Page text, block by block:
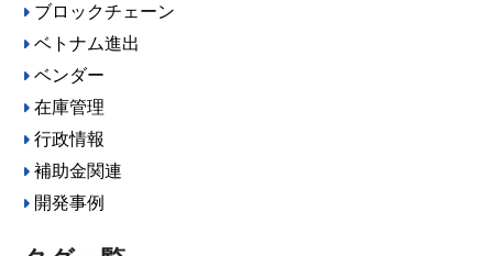
ブロックチェーン
ベトナム進出
ベンダー
在庫管理
行政情報
補助金関連
開発事例